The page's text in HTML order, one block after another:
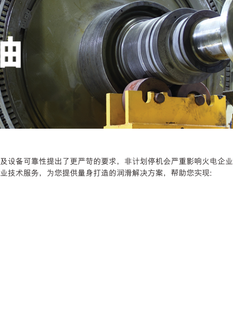
设备可靠性提出了更严苛的要求，非计划停机会严重影响火电企业
技术服务，为您提供量身打造的润滑解决方案，帮助您实现: